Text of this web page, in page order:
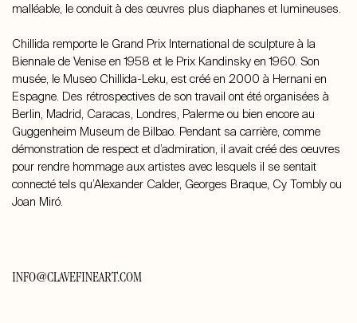
malléable, le conduit à des œuvres plus diaphanes et lumineuses.
Chillida remporte le Grand Prix International de sculpture à la
Biennale de Venise en 1958 et le Prix Kandinsky en 1960. Son
musée, le Museo Chillida-Leku, est créé en 2000 à Hernani en
Espagne. Des rétrospectives de son travail ont été organisées à
Berlin, Madrid, Caracas, Londres, Palerme ou bien encore au
Guggenheim Museum de Bilbao. Pendant sa carrière, comme
démonstration de respect et d’admiration, il avait créé des oeuvres
pour rendre hommage aux artistes avec lesquels il se sentait
connecté tels qu’Alexander Calder, Georges Braque, Cy Tombly ou
Joan Miró.
INFO@CLAVEFINEART.COM